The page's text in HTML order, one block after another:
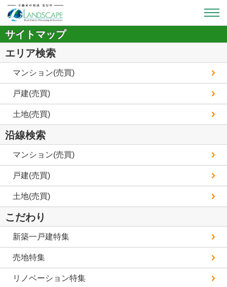
サイトマップ
エリア検索
マンション(売買)
戸建(売買)
土地(売買)
沿線検索
マンション(売買)
戸建(売買)
土地(売買)
こだわり
新築一戸建特集
売地特集
リノベーション特集